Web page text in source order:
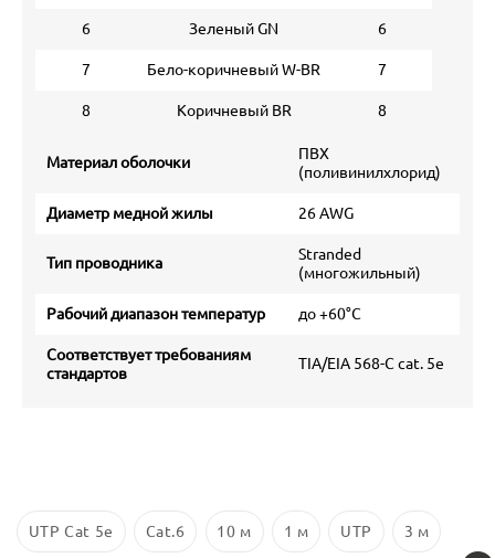
6 Зеленый GN 6
7 Бело-коричневый W-BR 7
8 Коричневый BR 8
Материал оболочки
ПВХ
(поливинилхлорид)
Диаметр медной жилы 26 AWG
Тип проводника
Stranded
(многожильный)
Рабочий диапазон температур до +60°С
Соответствует требованиям
стандартов
TIA/EIA 568-C cat. 5e
UTP Cat 5e Cat.6 10 м 1 м UTP 3 м